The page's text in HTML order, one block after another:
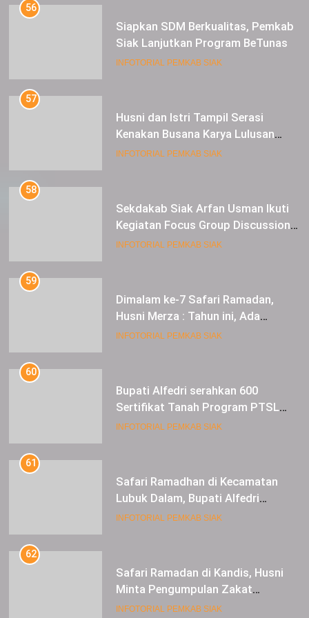
56
Siapkan SDM Berkualitas, Pemkab
Siak Lanjutkan Program BeTunas
INFOTORIAL PEMKAB SIAK
57
Husni dan Istri Tampil Serasi
Kenakan Busana Karya Lulusan
SMK Pariwisata Siak, di Lancang
INFOTORIAL PEMKAB SIAK
58
Sekdakab Siak Arfan Usman Ikuti
Kegiatan Focus Group Discussion
Tentang Kebijakan Penganggaran
INFOTORIAL PEMKAB SIAK
59
Dimalam ke-7 Safari Ramadan,
Husni Merza : Tahun ini, Ada
Perbaikan Jalan Lintas Siak ke
INFOTORIAL PEMKAB SIAK
60
Bupati Alfedri serahkan 600
Sertifikat Tanah Program PTSL
kepada Masyarakat Tualang
INFOTORIAL PEMKAB SIAK
61
Safari Ramadhan di Kecamatan
Lubuk Dalam, Bupati Alfedri
Mengingatkan Masyarakat
INFOTORIAL PEMKAB SIAK
62
Safari Ramadan di Kandis, Husni
Minta Pengumpulan Zakat
Meningkat
INFOTORIAL PEMKAB SIAK